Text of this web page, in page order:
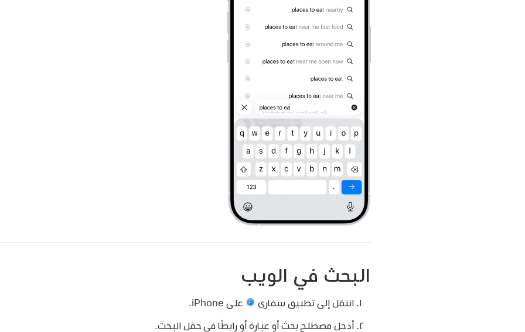
البحث في الويب
انتقل إلى تطبيق سفاري على iPhone.
أدخل مصطلح بحث أو عبارة أو رابطًا في حقل البحث.